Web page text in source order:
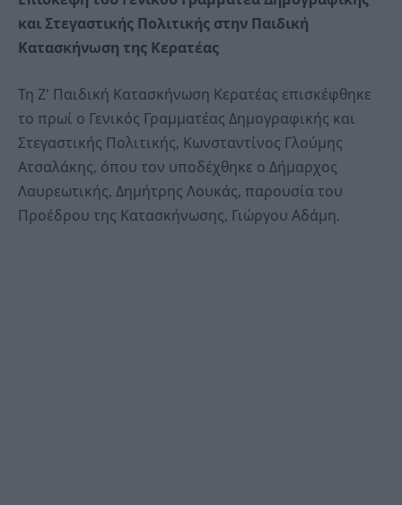
και Στεγαστικής Πολιτικής στην Παιδική
Κατασκήνωση της Κερατέας
Τη Ζ’ Παιδική Κατασκήνωση Κερατέας επισκέφθηκε
το πρωί ο Γενικός Γραμματέας Δημογραφικής και
Στεγαστικής Πολιτικής, Κωνσταντίνος Γλούμης
Ατσαλάκης, όπου τον υποδέχθηκε ο Δήμαρχος
Λαυρεωτικής, Δημήτρης Λουκάς, παρουσία του
Προέδρου της Κατασκήνωσης, Γιώργου Αδάμη.